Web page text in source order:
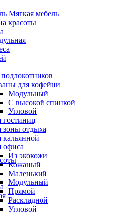
Мягкая мебель
красоты
подлокотников
для кофейни
Модульный
С высокой спинкой
Угловой
гостиниц
зоны отдыха
кальянной
офиса
Из экокожи
Кожаный
Маленький
Модульный
Прямой
Раскладной
Угловой